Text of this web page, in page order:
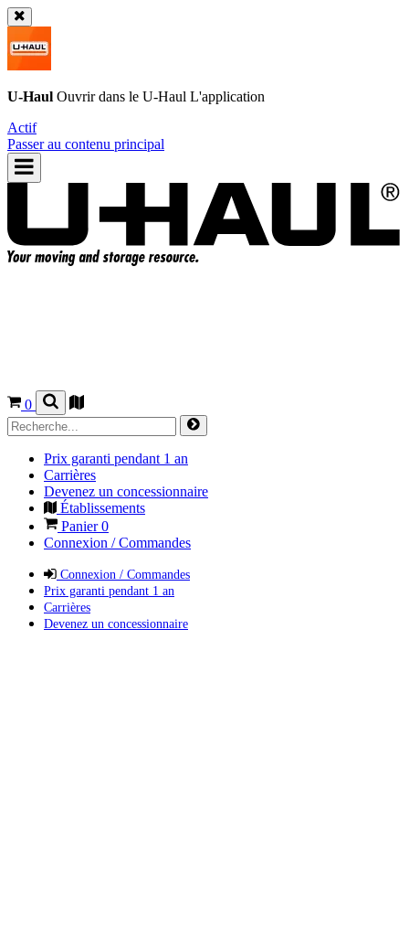
U-Haul Ouvrir dans le U-Haul L'application
Actif
Passer au contenu principal
0
Prix garanti pendant 1 an
Carrières
Devenez un concessionnaire
Établissements
Panier0
Connexion / Commandes
Connexion / Commandes
Prix garanti pendant 1 an
Carrières
Devenez un concessionnaire